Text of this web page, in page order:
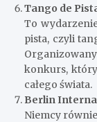
Tango de
To
pista, czyli
konkurs,
całego świata.
Berlin
Niemcy